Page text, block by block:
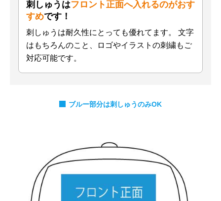
刺しゅうはフロント正面へ入れるのがおす
すめです！
刺しゅうは耐久性にとっても優れてます。
文字
はもちろんのこと、ロゴやイラストの刺繍もご
対応可能です。
ブルー部分は刺しゅうのみOK